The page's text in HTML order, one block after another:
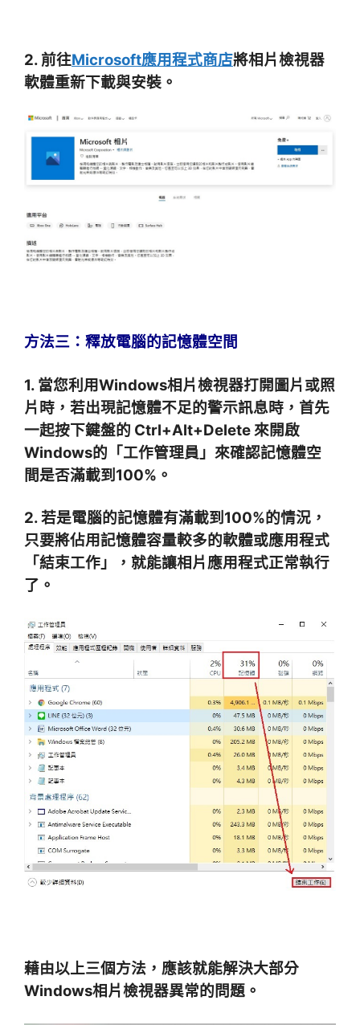
2. 前往Microsoft應用程式商店將相片檢視器
軟體重新下載與安裝。
方法三：釋放電腦的記憶體空間
1. 當您利用Windows相片檢視器打開圖片或照
片時，若出現記憶體不足的警示訊息時，首先
一起按下鍵盤的 Ctrl+Alt+Delete 來開啟
Windows的「工作管理員」來確認記憶體空
間是否滿載到100%。
2. 若是電腦的記憶體有滿載到100%的情況，
只要將佔用記憶體容量較多的軟體或應用程式
「結束工作」，就能讓相片應用程式正常執行
了。
藉由以上三個方法，應該就能解決大部分
Windows相片檢視器異常的問題。